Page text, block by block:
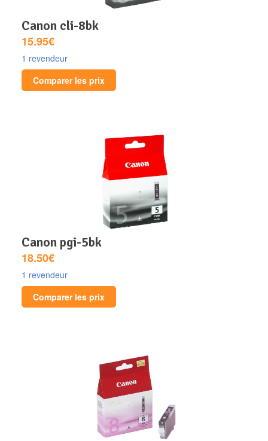
canon cli-8bk
15.95€
1 revendeur
Comparer les prix
canon pgi-5bk
18.50€
1 revendeur
Comparer les prix